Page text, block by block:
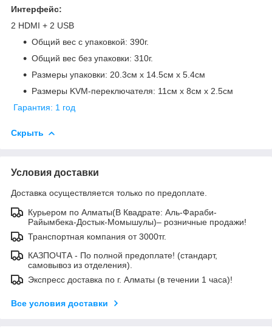
Интерфейс:
2 HDMI + 2 USB
Общий вес с упаковкой: 390г.
Общий вес без упаковки: 310г.
Размеры упаковки: 20.3см х 14.5см х 5.4см
Размеры KVM-переключателя: 11см х 8см х 2.5см
Гарантия: 1 год
Скрыть
Условия доставки
Доставка осуществляется только по предоплате.
Курьером по Алматы(В Квадрате: Аль-Фараби-
Райымбека-Достык-Момышулы)– розничные продажи!
Транспортная компания от 3000тг.
КАЗПОЧТА - По полной предоплате! (стандарт,
самовывоз из отделения).
Экспресс доставка по г. Алматы (в течении 1 часа)!
Все условия доставки